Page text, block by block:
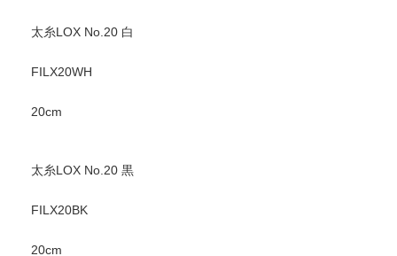
太糸LOX No.20 白
FILX20WH
20cm
太糸LOX No.20 黒
FILX20BK
20cm